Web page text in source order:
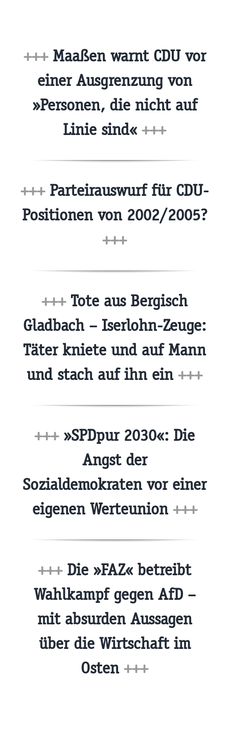
+++Maaßen warnt CDU vor
einer Ausgrenzung von
»Personen, die nicht auf
Linie sind« +++
+++Parteirauswurf für CDU-
Positionen von 2002/2005?
+++
+++Tote aus Bergisch
Gladbach – Iserlohn-Zeuge:
Täter kniete und auf Mann
und stach auf ihn ein +++
+++»SPDpur 2030«: Die
Angst der
Sozialdemokraten vor einer
eigenen Werteunion +++
+++Die »FAZ« betreibt
Wahlkampf gegen AfD –
mit absurden Aussagen
über die Wirtschaft im
Osten +++